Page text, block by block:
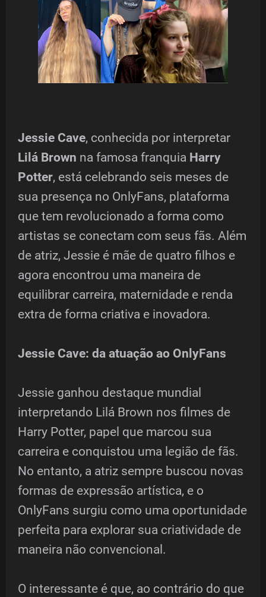
Jessie Cave, conhecida por interpretar
Lilá Brown na famosa franquia Harry
Potter, está celebrando seis meses de
sua presença no OnlyFans, plataforma
que tem revolucionado a forma como
artistas se conectam com seus fãs. Além
de atriz, Jessie é mãe de quatro filhos e
agora encontrou uma maneira de
equilibrar carreira, maternidade e renda
extra de forma criativa e inovadora.
Jessie Cave: da atuação ao OnlyFans
Jessie ganhou destaque mundial
interpretando Lilá Brown nos filmes de
Harry Potter, papel que marcou sua
carreira e conquistou uma legião de fãs.
No entanto, a atriz sempre buscou novas
formas de expressão artística, e o
OnlyFans surgiu como uma oportunidade
perfeita para explorar sua criatividade de
maneira não convencional.
O interessante é que, ao contrário do que